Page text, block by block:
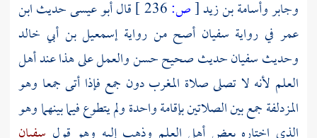
وجابر وأسامة بن زيد[ص: قال أبو عيسى حديثابن
عمر في رواية سفيان أصح من روايةإسمعيل بن أبي خالد
وحديثسفيانحديث صحيح حسن والعمل على هذا عند أهل
العلم لأنه لا تصلى صلاة المغرب دون جمع فإذا أتىجمعا وهو
المزدلفةجمع بين الصلاتين بإقامة واحدة ولم يتطوع فيما بينهما وهو